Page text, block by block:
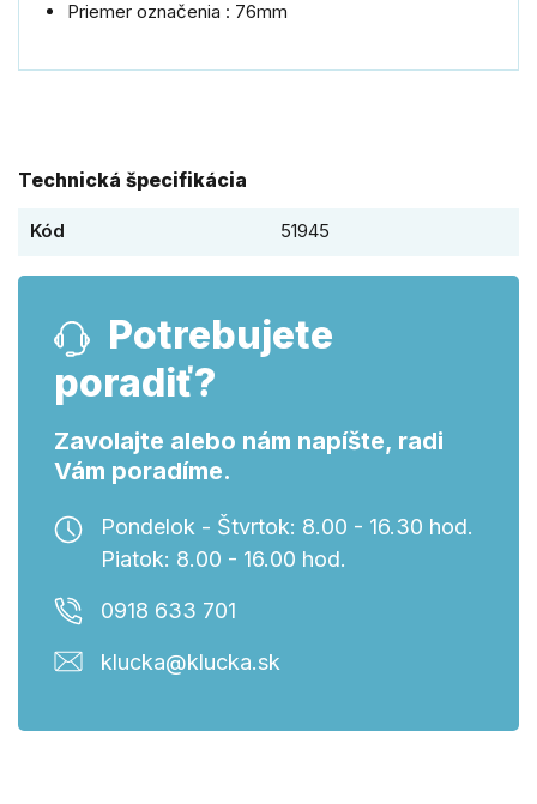
Priemer označenia : 76mm
Technická špecifikácia
Kód 51945
Potrebujete
poradiť?
Zavolajte alebo nám napíšte, radi
Vám poradíme.
Pondelok - Štvrtok: 8.00 - 16.30 hod.
Piatok: 8.00 - 16.00 hod.
0918 633 701
klucka@klucka.sk